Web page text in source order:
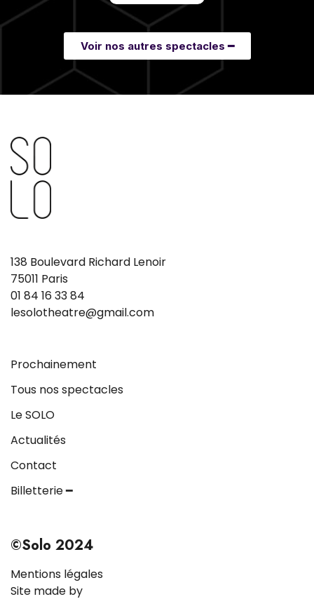
Voir nos autres spectacles ━
138 Boulevard Richard Lenoir
75011 Paris
01 84 16 33 84
lesolotheatre@gmail.com
Prochainement
Tous nos spectacles
Le SOLO
Actualités
Contact
Billetterie ━
©Solo 2024
Mentions légales
Site made by